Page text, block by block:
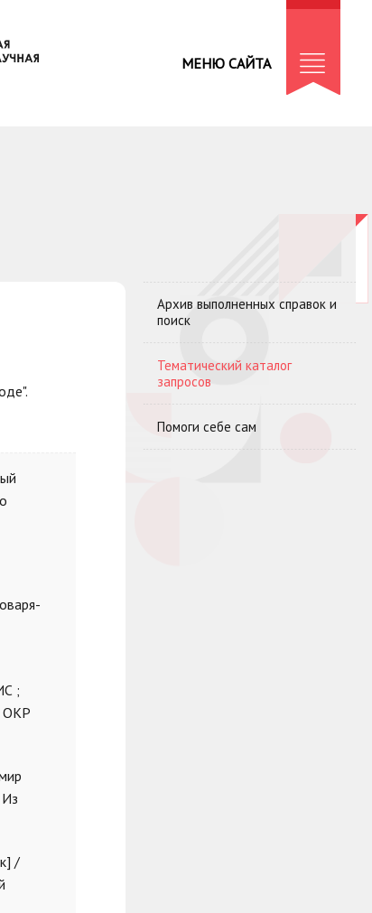
МЕНЮ САЙТА
;
ОКР
/
Архив выполненных справок и
поиск
Тематический каталог
запросов
Помоги себе сам